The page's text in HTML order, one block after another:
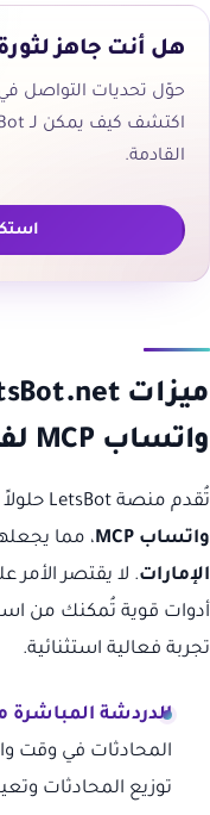
هل أنت جاهز
حوّل تحديات التواصل
القادمة.
واتساب MCP لفعالياتك
تُقدم منصة LetsBot حلولاً متكاملة تُعزز من قدرات
واتساب MCP
، مما
الإمارات. لا يقتصر الأمر
أدوات قوية تُمكنك من
تجربة فعالية استثنائية.
الدردشة المباشرة
المحادثات في وقت
توزيع المحادثات